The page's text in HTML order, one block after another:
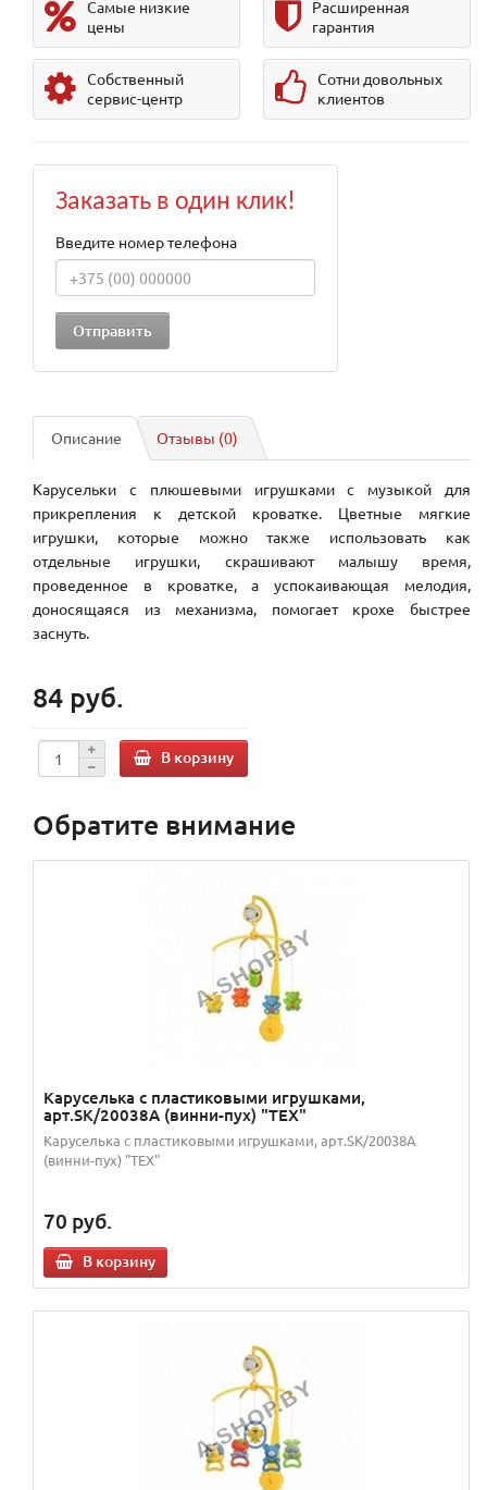
Самые низкие
цены
Расширенная
гарантия
Собственный
сервис-центр
Сотни довольных
клиентов
Заказать в один клик!
Введите номер телефона
Описание Отзывы (0)
Карусельки с плюшевыми игрушками с музыкой для
прикрепления к детской кроватке. Цветные мягкие
игрушки, которые можно также использовать как
отдельные игрушки, скрашивают малышу время,
проведенное в кроватке, а успокаивающая мелодия,
доносящаяся из механизма, помогает крохе быстрее
заснуть.
84 руб.
В корзину
Обратите внимание
Каруселька с пластиковыми игрушками,
арт.SK/20038А (винни-пух) "TEX"
Каруселька с пластиковыми игрушками, арт.SK/20038А
(винни-пух) "TEX"
70 руб.
В корзину